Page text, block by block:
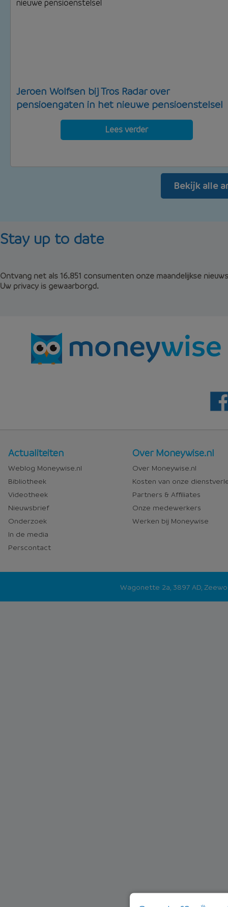
Jeroen Wolfsen bij Tros Radar over
pensioengaten in het nieuwe pensioenstelsel
Lees verder
Bekijk alle
Stay up to date
Ontvang net als 16.851 consumenten onze maandelijkse
Uw privacy is gewaarborgd.
Nieuws
en
media
Actualiteiten
Weblog Moneywise.nl
Bibliotheek
Videotheek
Nieuwsbrief
Onderzoek
In de media
Perscontact
Over
Moneywise
Over Moneywise.nl
Over Moneywise.nl
Kosten van onze
Partners & Affiliates
Onze medewerkers
Werken bij Moneywise
Wagonette 2a, 3897 AD,